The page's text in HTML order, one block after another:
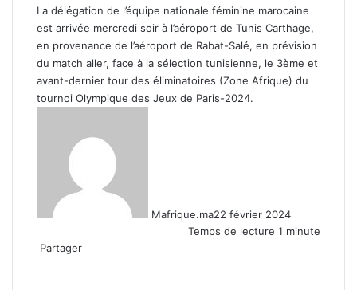
La délégation de l’équipe nationale féminine marocaine
est arrivée mercredi soir à l’aéroport de Tunis Carthage,
en provenance de l’aéroport de Rabat-Salé, en prévision
du match aller, face à la sélection tunisienne, le 3ème et
avant-dernier tour des éliminatoires (Zone Afrique) du
tournoi Olympique des Jeux de Paris-2024.
Mafrique.ma22 février 2024
Temps de lecture 1 minute
Partager